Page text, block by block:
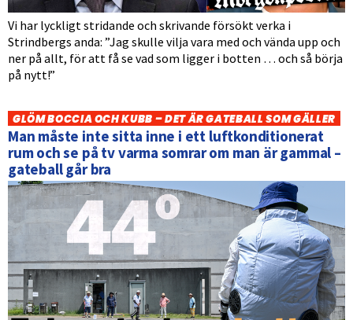
Vi har lyckligt stridande och skrivande försökt verka i
Strindbergs anda: ”Jag skulle vilja vara med och vända upp och
ner på allt, för att få se vad som ligger i botten … och så börja
på nytt!”
GLÖM BOCCIA OCH KUBB – DET ÄR GATEBALL SOM GÄLLER
Man måste inte sitta inne i ett luftkonditionerat
rum och se på tv varma somrar om man är gammal –
gateball går bra